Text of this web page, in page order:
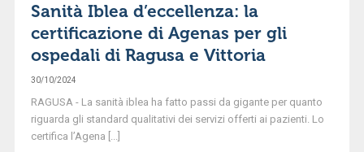
Sanità Iblea d’eccellenza: la
certificazione di Agenas per gli
ospedali di Ragusa e Vittoria
30/10/2024
RAGUSA - La sanità iblea ha fatto passi da gigante per quanto
riguarda gli standard qualitativi dei servizi offerti ai pazienti. Lo
certifica l’Agena [...]